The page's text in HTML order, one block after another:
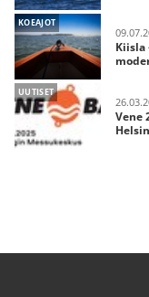
KOEAJOT
Kiisla
UUTISET
Vene